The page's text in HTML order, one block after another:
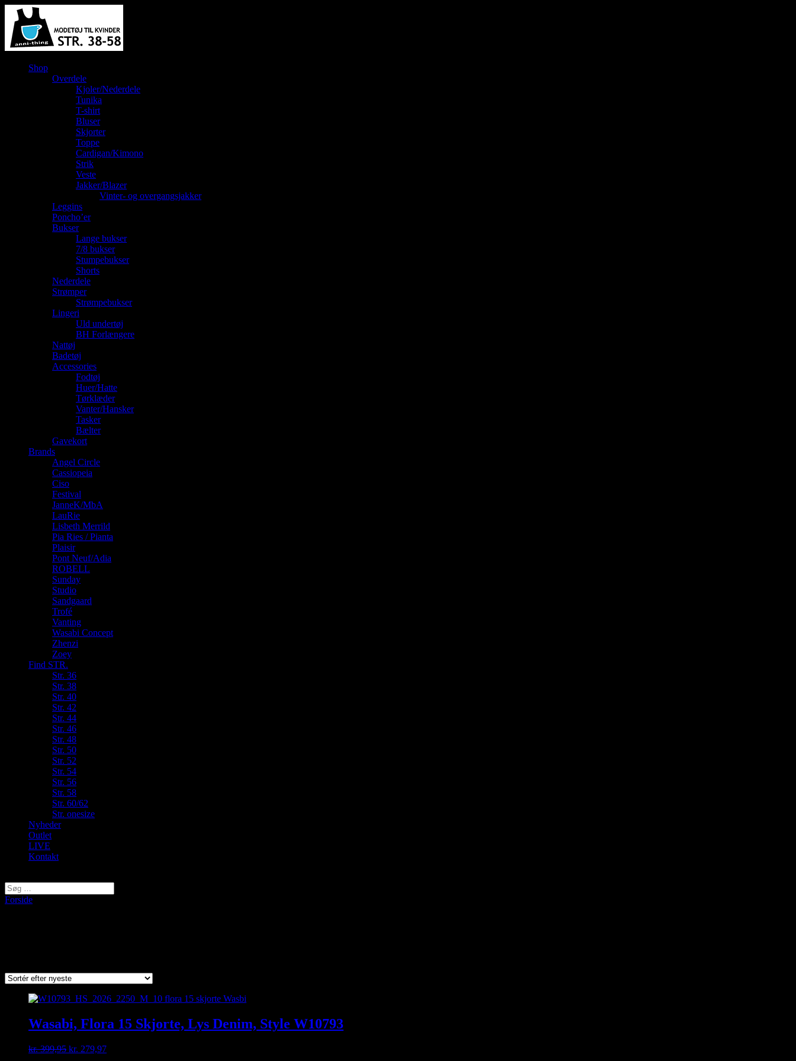
Shop
Overdele
Kjoler/Nederdele
Tunika
T-shirt
Bluser
Skjorter
Toppe
Cardigan/Kimono
Strik
Veste
Jakker/Blazer
Vinter- og overgangsjakker
Leggins
Poncho’er
Bukser
Lange bukser
7/8 bukser
Stumpebukser
Shorts
Nederdele
Strømper
Strømpebukser
Lingeri
Uld undertøj
BH Forlængere
Nattøj
Badetøj
Accessories
Fodtøj
Huer/Hatte
Tørklæder
Vanter/Hansker
Tasker
Bælter
Gavekort
Brands
Angel Circle
Cassiopeia
Ciso
Festival
JanneK/MbA
LauRie
Lisbeth Merrild
Pia Ries / Pianta
Plaisir
Pont Neuf/Adia
ROBELL
Sunday
Studio
Sandgaard
Trofé
Vanting
Wasabi Concept
Zhenzi
Zoey
Find STR.
Str. 36
Str. 38
Str. 40
Str. 42
Str. 44
Str. 46
Str. 48
Str. 50
Str. 52
Str. 54
Str. 56
Str. 58
Str. 60/62
Str. onesize
Nyheder
Outlet
LIVE
Kontakt
Forside
Wasabi, Flora 15 Skjorte, Lys Denim, Style W10793
kr.399,95 Original
kr. 279,97Current